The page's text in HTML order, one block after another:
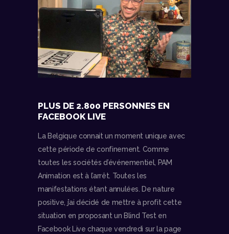
PLUS DE 2.800 PERSONNES EN
FACEBOOK LIVE
La Belgique connait un moment unique avec
cette période de confinement. Comme
toutes les sociétés d’événementiel, PAM
Animation est à l’arrêt. Toutes les
manifestations étant annulées. De nature
positive, j’ai décidé de mettre à profit cette
situation en proposant un Blind Test en
Facebook Live chaque vendredi sur la page